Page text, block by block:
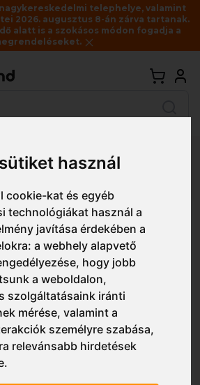
használ
cookie-kat és egyéb
technológiákat használ a
javítása érdekében a
a webhely alapvető
, hogy jobb
a weboldalon,
szolgáltatásaink iránti
mérése, valamint a
személyre szabása,
relevánsabb hirdetések
.
telephelye, valamint
2026. augusztus 8-án zárva tartanak.
alatt is a szokásos módon fogadja a
Egyszerű nézet
és hőálló Kevlar